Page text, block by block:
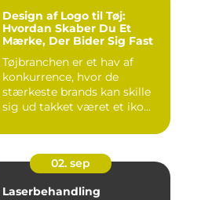
Design af Logo til Tøj:
Hvordan Skaber Du Et
Mærke, Der Bider Sig Fast
Tøjbranchen er et hav af
konkurrence, hvor de
stærkeste brands kan skille
sig ud takket været et iko...
02. sep
Laserbehandling